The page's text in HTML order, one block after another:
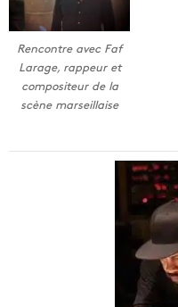
Rencontre avec Faf
Larage, rappeur et
compositeur de la
scène marseillaise